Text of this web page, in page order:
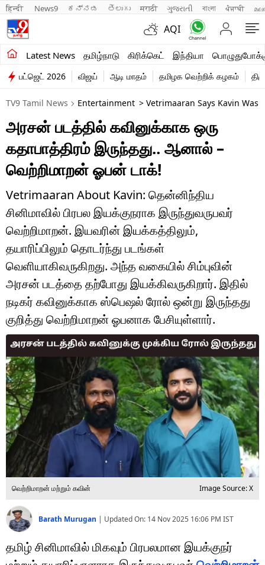
हिन्दी News9 ಕನ್ನಡ తెలుగు मराठी ગુજરાતી বাংলা ਪੰਜਾਬੀ
AQI
Latest News தமிழ்நாடு கிரிக்கெட் இந்தியா
சமீபத்திய செய்திகள்
தமிழ்நாடு
இந்தியா
உலகம்
விளையாட்டு
பொழுதுபோக்கு
லைஃப்ஸ்டைல்
வணிகம்
டெக்னாலஜி
ஆன்மீகம்
வைரல்
ஹெஃல்த்
ஷார்ட் வீடியோஸ்
வலை கதைகள்
போட்டோ கேலரி
பட்ஜெட் 2026 விஜய் ஆடி மாதம் தமிழக வெற்றிக் கழகம்
TV9 Tamil News Entertainment > Vetrimaaran Says Kavin Was
அரசன் படத்தில் கவினுக்காக ஒரு
கதாபாத்திரம் இருந்தது.. ஆனால் –
வெற்றிமாறன் ஓபன் டாக்!
Vetrimaaran About Kavin: தென்னிந்திய
சினிமாவில் பிரபல இயக்குநராக இருந்துவருபவர்
வெற்றிமாறன். இயவரின் இயக்கத்திலும்,
தயாரிப்பிலும் தொடர்ந்து படங்கள்
வெளியாகிவருகிறது. அந்த வகையில் சிம்புவின்
அரசன் படத்தை தற்போது இயக்கிவருகிறார். இதில்
நடிகர் கவினுக்காக ஸ்பெஷல் ரோல் ஒன்று இருந்தது
குறித்து வெற்றிமாறன் ஓபனாக பேசியுள்ளார்.
வெற்றிமாறன் மற்றும் கவின் Image Source: X
Barath Murugan | Updated On: 14 Nov 2025 16:06 PM IST
தமிழ் சினிமாவில் மிகவும் பிரபலமான இயக்குநர்